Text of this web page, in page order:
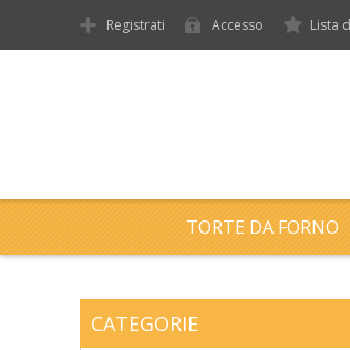
Registrati Accesso Lista
TORTE DA FORNO
CATEGORIE